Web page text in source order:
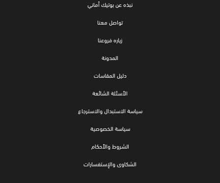
نبذه عن بوتيك أماني
تواصل معنا
زياره فروعنا
المدونة
دليل المقاسات
الأسئلة الشائعة
سياسة الاستبدال والاسترجاع
سياسة الخصوصية
الشروط والأحكام
الشكاوى والإستفسارات